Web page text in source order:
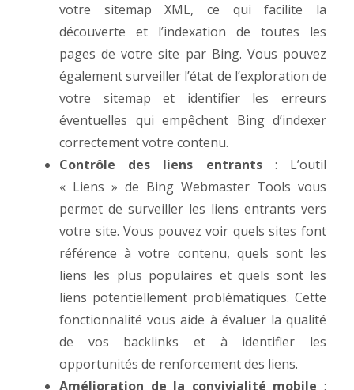
votre sitemap XML, ce qui facilite la
découverte et l’indexation de toutes les
pages de votre site par Bing. Vous pouvez
également surveiller l’état de l’exploration de
votre sitemap et identifier les erreurs
éventuelles qui empêchent Bing d’indexer
correctement votre contenu.
Contrôle des liens entrants: L’outil
« Liens » de Bing Webmaster Tools vous
permet de surveiller les liens entrants vers
votre site. Vous pouvez voir quels sites font
référence à votre contenu, quels sont les
liens les plus populaires et quels sont les
liens potentiellement problématiques. Cette
fonctionnalité vous aide à évaluer la qualité
de vos backlinks et à identifier les
opportunités de renforcement des liens.
Amélioration de la convivialité mobile :